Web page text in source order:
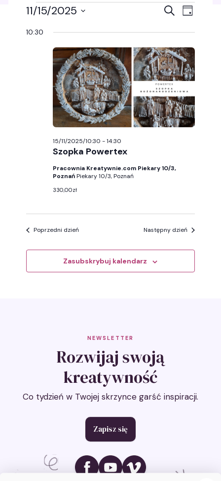
Wydarzenia
for
15/11/2025
po
i
SzukajDzień
11/15/2025
datę.
10:30
Szopka Powertex
15/11/2025/10:30 -14:30
Pracownia Kreatywnie.com Piekary 10/3,
PoznańPiekary 10/3, Poznań
330,00zł
Poprzedni dzień Następny dzień
Zasubskrybuj kalendarz
NEWSLETTER
Rozwijaj swoją
kreatywność
Co tydzień w Twojej skrzynce garść inspiracji.
Zapisz się
Ikona social media
Ikona social media
Ikona social media